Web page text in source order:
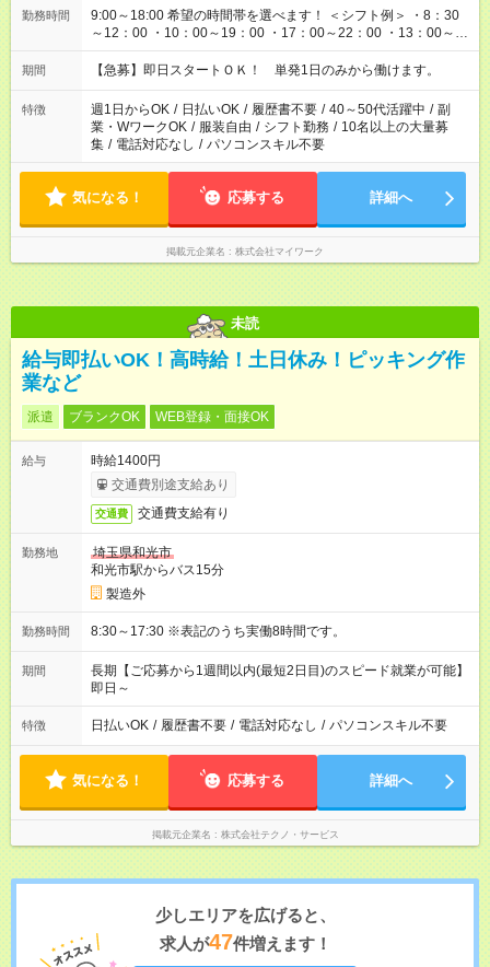
勤務時間
9:00～18:00 希望の時間帯を選べます！ ＜シフト例＞ ・8：30
～12：00 ・10：00～19：00 ・17：00～22：00 ・13：00～
22：00 ・22：00～翌6：00 など
期間 【急募】即日スタートＯＫ！ 単発1日のみから働けます。
特徴 週1日からOK / 日払いOK / 履歴書不要 / 40～50代活躍中 / 副
業・WワークOK / 服装自由 / シフト勤務 / 10名以上の大量募
集 / 電話対応なし / パソコンスキル不要
気になる！ 応募する 詳細へ
掲載元企業名 株式会社マイワーク
未読
給与即払いOK！高時給！土日休み！ピッキング作
業など
派遣 ブランクOK WEB登録・面接OK
給与
時給1400円
交通費別途支給あり
交通費 交通費支給有り
勤務地
埼玉県和光市
和光市駅からバス15分
製造外
勤務時間 8:30～17:30 ※表記のうち実働8時間です。
期間
長期【ご応募から1週間以内(最短2日目)のスピード就業が可能】
即日～
特徴 日払いOK / 履歴書不要 / 電話対応なし / パソコンスキル不要
気になる！ 応募する 詳細へ
掲載元企業名 株式会社テクノ・サービス
少しエリアを広げると、
求人が47件増えます！